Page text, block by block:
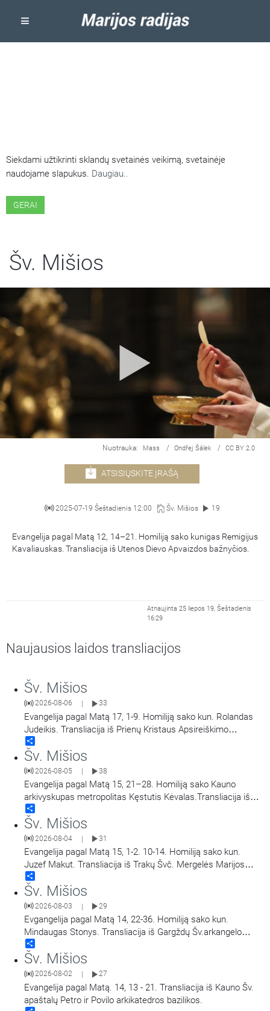
Siekdami užtikrinti sklandų svetainės veikimą, svetainėje
naudojame slapukus. Daugiau..
GERAI
Šv. Mišios
Nuotrauka: Mass / Ondřej Šálek / CC BY 2.0
ATSISIŲSKITE ĮRAŠĄ
2025-07-19 Šeštadienis 12:00 Šv. Mišios 19
Evangelija pagal Matą 12, 14–21. Homiliją sako kunigas Remigijus
Kavaliauskas. Transliacija iš Utenos Dievo Apvaizdos bažnyčios.
Atnaujinta 25 liepos 19, Šeštadienis
16:29
Naujausios laidos transliacijos
Šv. Mišios
2026-08-06 33
Evangelija pagal Matą 17, 1-9. Homiliją sako kun. Rolandas
Judeikis. Transliacija iš Prienų Kristaus Apsireiškimo
bažnyčios.
Šv. Mišios
2026-08-05 38
Evangelija pagal Matą 15, 21–28. Homiliją sako Kauno
arkivyskupas metropolitas Kęstutis Kėvalas.Transliacija iš
Šiluvos Švč. Mergelės Marijos Gimimo bazilikos.
Šv. Mišios
2026-08-04 | 31
Evangelija pagal Matą 15, 1-2. 10-14. Homiliją sako kun.
Juzef Makut. Transliacija iš Trakų Švč. Mergelės Marijos
Apsilankymo bazilikos.
Šv. Mišios
2026-08-03 | 29
Evgangelija pagal Matą 14, 22-36. Homiliją sako kun.
Mindaugas Stonys. Transliacija iš Gargždų Šv.arkangelo
Mykolo bažnyčios.
Šv. Mišios
2026-08-02 27
Evangelija pagal Matą. 14, 13 - 21. Transliacija iš Kauno Šv.
apaštalų Petro ir Povilo arkikatedros bazilikos.